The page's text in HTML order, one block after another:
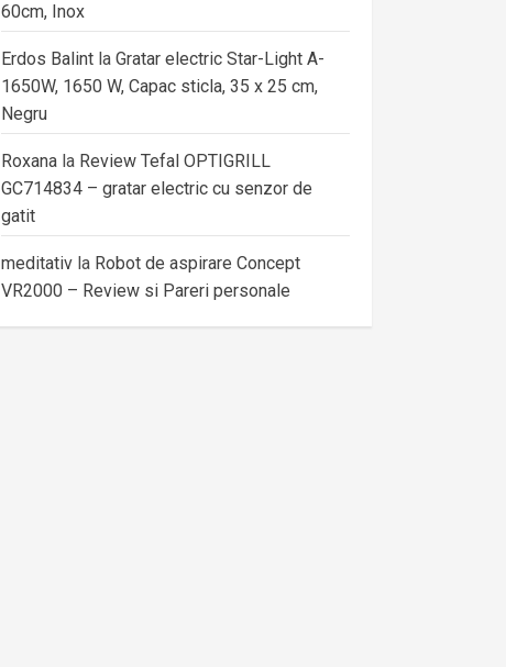
60cm, Inox
Erdos Balint laGratar electric Star-Light A-
1650W, 1650 W, Capac sticla, 35 x 25 cm,
Negru
Roxana la Review Tefal OPTIGRILL
GC714834 – gratar electric cu senzor de
gatit
meditativ la Robot de aspirare Concept
VR2000 – Review si Pareri personale